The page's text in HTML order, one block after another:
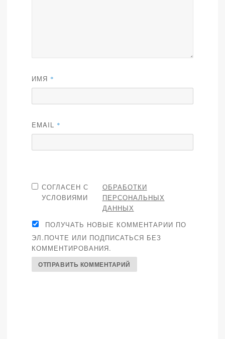
ИМЯ *
EMAIL *
СОГЛАСЕН С
УСЛОВИЯМИ
ОБРАБОТКИ
ПЕРСОНАЛЬНЫХ
ДАННЫХ
ПОЛУЧАТЬ НОВЫЕ КОММЕНТАРИИ ПО
ЭЛ.ПОЧТЕ ИЛИ ПОДПИСАТЬСЯ БЕЗ
КОММЕНТИРОВАНИЯ.